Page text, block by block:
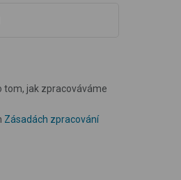
tom, jak zpracováváme
Zásadách zpracování